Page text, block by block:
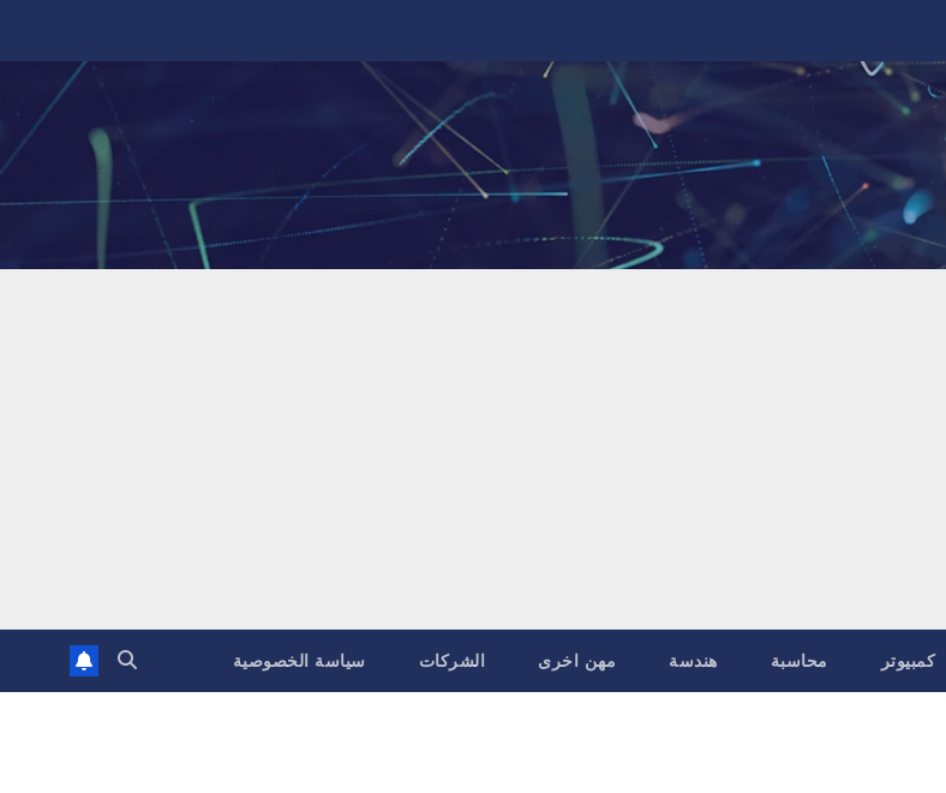
كمبيوتر محاسبة هندسة مهن اخرى الشركات سياسة الخصوصية